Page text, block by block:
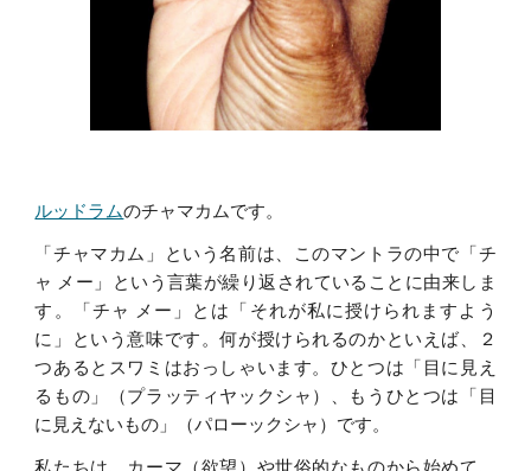
ルッドラムのチャマカムです。
「チャマカム」という名前は、このマントラの中で「チ
ャ メー」という言葉が繰り返されていることに由来しま
す。「チャ メー」とは「それが私に授けられますよう
に」という意味です。何が授けられるのかといえば、２
つあるとスワミはおっしゃいます。ひとつは「目に見え
るもの」（プラッティヤックシャ）、もうひとつは「目
に見えないもの」（パローックシャ）です。
私たちは、カーマ（欲望）や世俗的なものから始めて、